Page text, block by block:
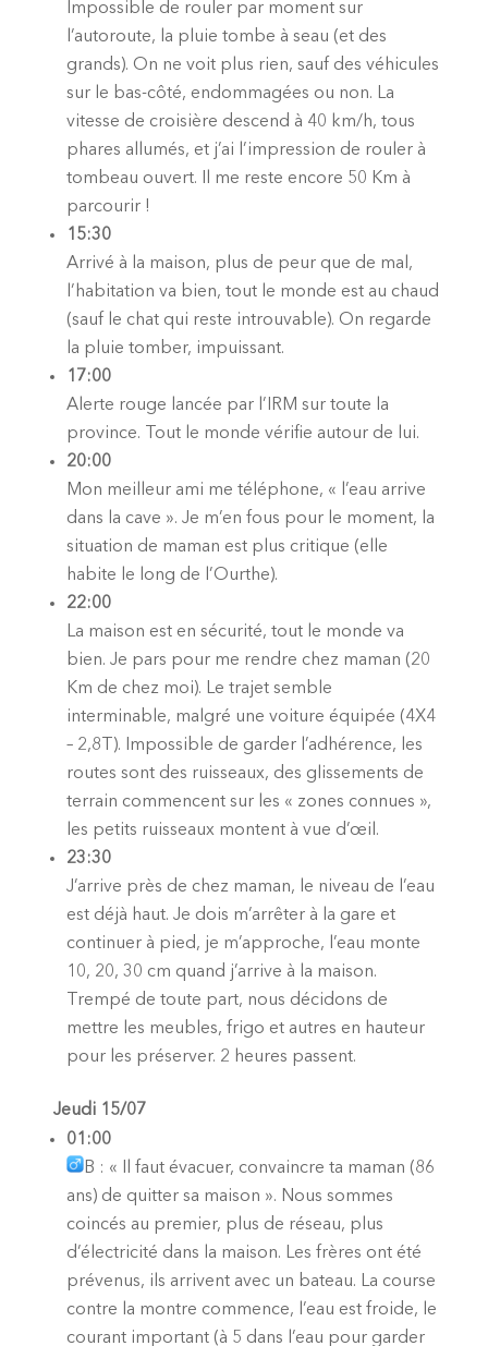
Impossible de rouler par moment sur
l’autoroute, la pluie tombe à seau (et des
grands). On ne voit plus rien, sauf des véhicules
sur le bas-côté, endommagées ou non. La
vitesse de croisière descend à 40 km/h, tous
phares allumés, et j’ai l’impression de rouler à
tombeau ouvert. Il me reste encore 50 Km à
parcourir !
15:30
Arrivé à la maison, plus de peur que de mal,
l’habitation va bien, tout le monde est au chaud
(sauf le chat qui reste introuvable). On regarde
la pluie tomber, impuissant.
17:00
Alerte rouge lancée par l’IRM sur toute la
province. Tout le monde vérifie autour de lui.
20:00
Mon meilleur ami me téléphone, « l’eau arrive
dans la cave ». Je m’en fous pour le moment, la
situation de maman est plus critique (elle
habite le long de l’Ourthe).
22:00
La maison est en sécurité, tout le monde va
bien. Je pars pour me rendre chez maman (20
Km de chez moi). Le trajet semble
interminable, malgré une voiture équipée (4X4
– 2,8T). Impossible de garder l’adhérence, les
routes sont des ruisseaux, des glissements de
terrain commencent sur les « zones connues »,
les petits ruisseaux montent à vue d’œil.
23:30
J’arrive près de chez maman, le niveau de l’eau
est déjà haut. Je dois m’arrêter à la gare et
continuer à pied, je m’approche, l’eau monte
10, 20, 30 cm quand j’arrive à la maison.
Trempé de toute part, nous décidons de
mettre les meubles, frigo et autres en hauteur
pour les préserver. 2 heures passent.
Jeudi 15/07
01:00
B : « Il faut évacuer, convaincre ta maman (86
ans) de quitter sa maison ». Nous sommes
coincés au premier, plus de réseau, plus
d’électricité dans la maison. Les frères ont été
prévenus, ils arrivent avec un bateau. La course
contre la montre commence, l’eau est froide, le
courant important (à 5 dans l’eau pour garder